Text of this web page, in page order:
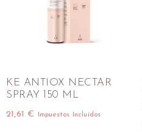
KE ANTIOX NECTAR
SPRAY 150 ML
21,61 € Impuestos Incluidos